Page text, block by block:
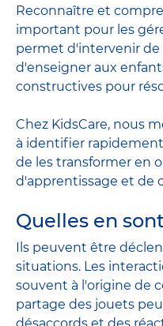
Reconnaître et
important pour les
permet d'intervenir
d'enseigner aux
constructives pour
Chez KidsCare, nous
à identifier
de les transformer en
d'apprentissage et de
Quelles en
Ils peuvent être
situations. Les
souvent à l'origine de
partage des jouets